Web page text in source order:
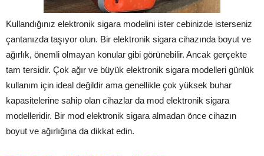
Kullandığınız elektronik sigara modelini ister cebinizde isterseniz
çantanızda taşıyor olun. Bir elektronik sigara cihazında boyut ve
ağırlık, önemli olmayan konular gibi görünebilir. Ancak gerçekte
tam tersidir. Çok ağır ve büyük elektronik sigara modelleri günlük
kullanım için ideal değildir ama genellikle çok yüksek buhar
kapasitelerine sahip olan cihazlar da mod elektronik sigara
modelleridir. Bir mod elektronik sigara almadan önce cihazın
boyut ve ağırlığına da dikkat edin.